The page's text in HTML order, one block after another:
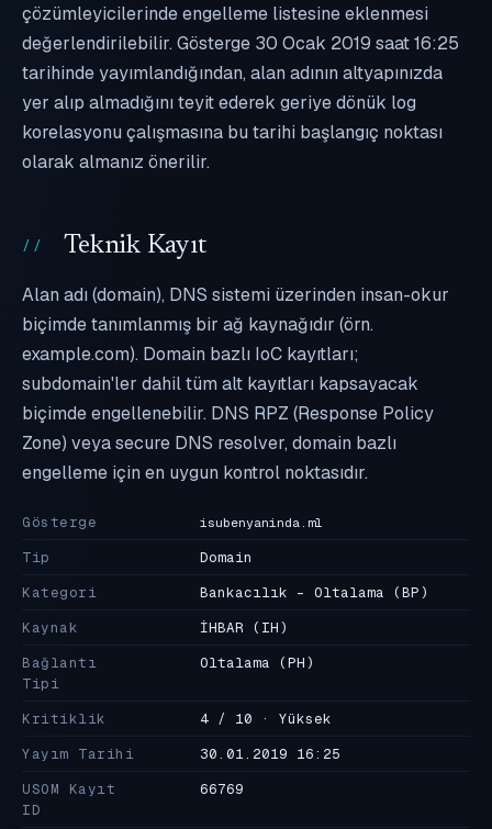
çözümleyicilerinde engelleme listesine eklenmesi
değerlendirilebilir. Gösterge 30 Ocak 2019 saat 16:25
tarihinde yayımlandığından, alan adının altyapınızda
yer alıp almadığını teyit ederek geriye dönük log
korelasyonu çalışmasına bu tarihi başlangıç noktası
olarak almanız önerilir.
Teknik Kayıt
Alan adı (domain), DNS sistemi üzerinden insan-okur
biçimde tanımlanmış bir ağ kaynağıdır (örn.
example.com). Domain bazlı IoC kayıtları;
subdomain'ler dahil tüm alt kayıtları kapsayacak
biçimde engellenebilir. DNS RPZ (Response Policy
Zone) veya secure DNS resolver, domain bazlı
engelleme için en uygun kontrol noktasıdır.
Gösterge isubenyaninda.ml
Tip
Domain
Kategori
Bankacılık - Oltalama (BP)
Kaynak
İHBAR (IH)
Bağlantı
Tipi
Oltalama (PH)
Kritiklik
4 / 10 · Yüksek
Yayım Tarihi
30.01.2019 16:25
USOM Kayıt
ID
66769